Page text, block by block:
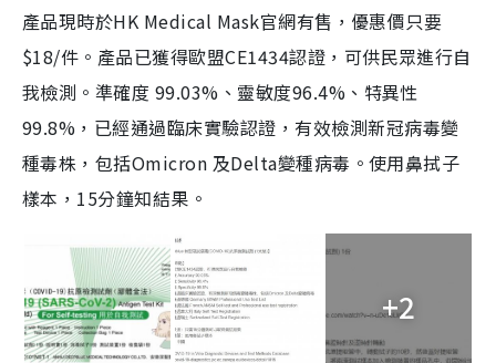
產品現時於HK Medical Mask官網有售，優惠價只要
$18/件。產品已獲得歐盟CE1434認證，可供民眾進行自
我檢測。準確度 99.03%、靈敏度96.4%、特異性
99.8%，已經通過臨床實驗認證，有效檢測新冠病毒變
種毒株，包括Omicron 及Delta變種病毒。使用鼻拭子
樣本，15分鐘知結果。
+2